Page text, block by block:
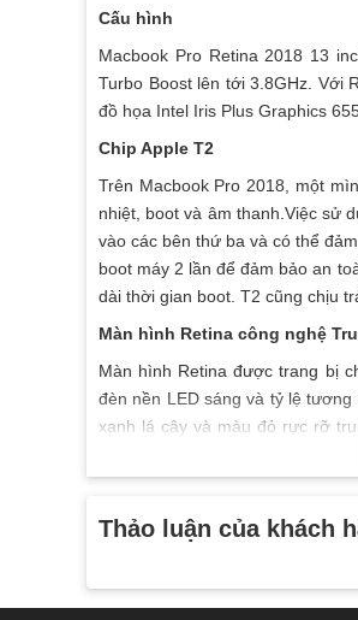
Cấu hình
Macbook Pro Retina 2018 13
Turbo Boost lên tới 3.8GHz. Với
đồ họa Intel Iris Plus Graphics
Chip Apple T2
Trên Macbook Pro 2018, một
nhiệt, boot và âm thanh.Việc sử
vào các bên thứ ba và có thể
boot máy 2 lần để đảm bảo an
dài thời gian boot. T2 cũng chịu
Màn hình Retina công nghệ
Màn hình Retina được trang bị
đèn nền LED sáng và tỷ lệ
xanh lá cây và màu đỏ rực rỡ
phù hợp với nhiệt độ màu của
Với thiết kế ngoài tinh tế sang
Âm thanh
Thảo luận của khách